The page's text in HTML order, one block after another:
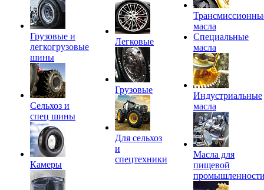
Грузовые и
легкогрузовые
шины
Сельхоз и
спец шины
Камеры
Легковые
Грузовые
Для сельхоз
и
спецтехники
масла
Специальные
масла
Индустриальные
масла
Масла для
пищевой